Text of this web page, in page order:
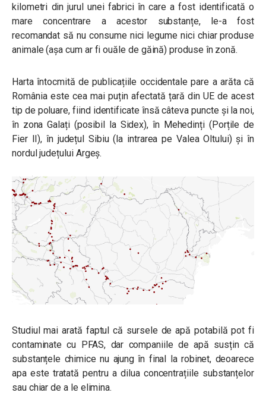
kilometri din jurul unei fabrici în care a fost identificată o
mare concentrare a acestor substanțe, le-a fost
recomandat să nu consume nici legume nici chiar produse
animale (așa cum ar fi ouăle de găină) produse în zonă.
Harta întocmită de publicațiile occidentale pare a arăta că
România este cea mai puțin afectată țară din UE de acest
tip de poluare, fiind identificate însă câteva puncte și la noi,
în zona Galați (posibil la Sidex), în Mehedinți (Porțile de
Fier II), în județul Sibiu (la intrarea pe Valea Oltului) și în
nordul județului Argeș.
Studiul mai arată faptul că sursele de apă potabilă pot fi
contaminate cu PFAS, dar companiile de apă susțin că
substanțele chimice nu ajung în final la robinet, deoarece
apa este tratată pentru a dilua concentrațiile substanțelor
sau chiar de a le elimina.